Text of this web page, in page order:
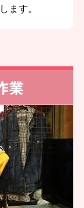
ます。
業